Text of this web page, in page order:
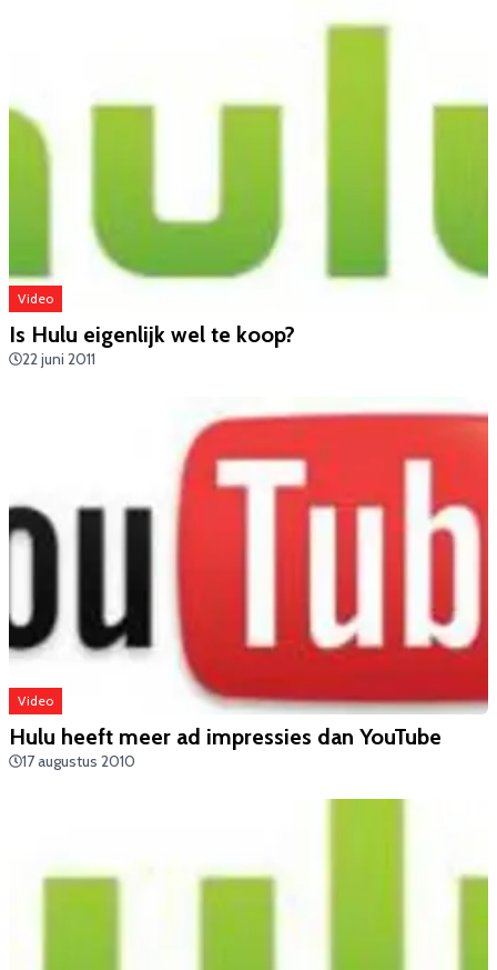
Video
Is Hulu eigenlijk wel te koop?
22 juni 2011
Video
Hulu heeft meer ad impressies dan YouTube
17 augustus 2010